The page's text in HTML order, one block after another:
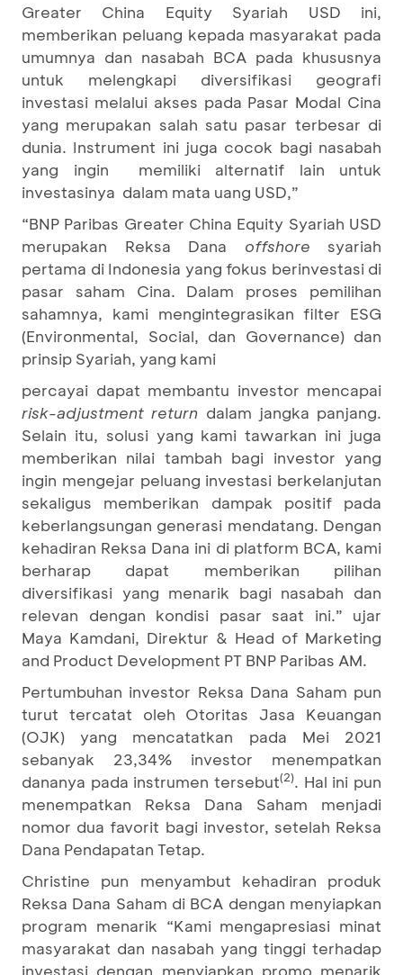
Greater China Equity Syariah USD ini,
memberikan peluang kepada masyarakat pada
umumnya dan nasabah BCA pada khususnya
untuk melengkapi diversifikasi geografi
investasi melalui akses pada Pasar Modal Cina
yang merupakan salah satu pasar terbesar di
dunia. Instrument ini juga cocok bagi nasabah
yang ingin memiliki alternatif lain untuk
investasinya dalam mata uang USD,”
“BNP Paribas Greater China Equity Syariah USD
merupakan Reksa Dana offshore syariah
pertama di Indonesia yang fokus berinvestasi di
pasar saham Cina. Dalam proses pemilihan
sahamnya, kami mengintegrasikan filter ESG
(Environmental, Social, dan Governance) dan
prinsip Syariah, yang kami
percayai dapat membantu investor mencapai
risk-adjustment return dalam jangka panjang.
Selain itu, solusi yang kami tawarkan ini juga
memberikan nilai tambah bagi investor yang
ingin mengejar peluang investasi berkelanjutan
sekaligus memberikan dampak positif pada
keberlangsungan generasi mendatang. Dengan
kehadiran Reksa Dana ini di platform BCA, kami
berharap dapat memberikan pilihan
diversifikasi yang menarik bagi nasabah dan
relevan dengan kondisi pasar saat ini.” ujar
Maya Kamdani, Direktur & Head of Marketing
and Product Development PT BNP Paribas AM.
Pertumbuhan investor Reksa Dana Saham pun
turut tercatat oleh Otoritas Jasa Keuangan
(OJK) yang mencatatkan pada Mei 2021
sebanyak 23,34% investor menempatkan
dananya pada instrumen tersebut(2). Hal ini pun
menempatkan Reksa Dana Saham menjadi
nomor dua favorit bagi investor, setelah Reksa
Dana Pendapatan Tetap.
Christine pun menyambut kehadiran produk
Reksa Dana Saham di BCA dengan menyiapkan
program menarik “Kami mengapresiasi minat
masyarakat dan nasabah yang tinggi terhadap
investasi dengan menyiapkan promo menarik